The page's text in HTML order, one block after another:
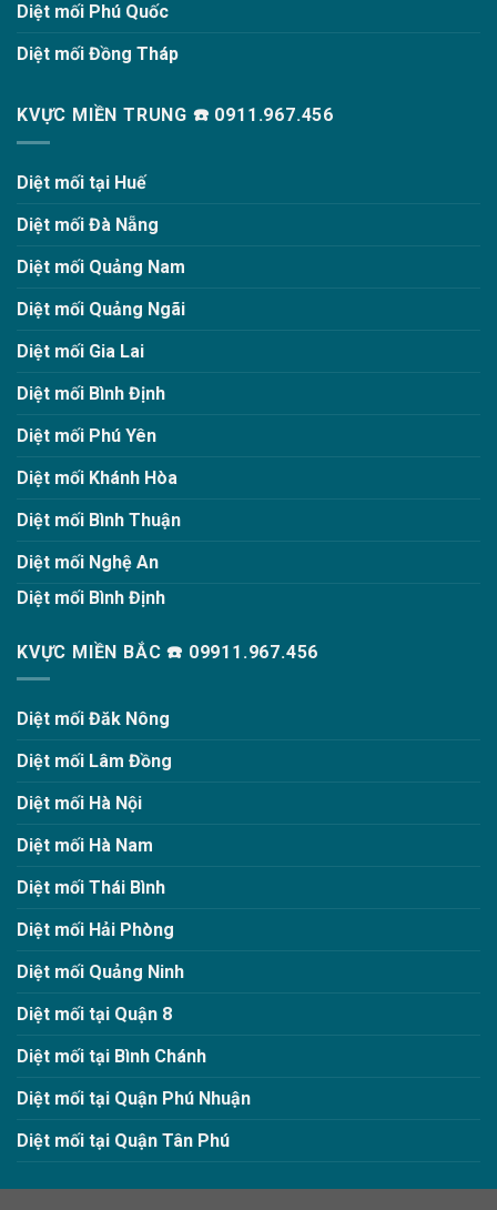
Diệt mối Phú Quốc
Diệt mối Đồng Tháp
KVỰC MIỀN TRUNG ☎️ 0911.967.456
Diệt mối tại Huế
Diệt mối Đà Nẵng
Diệt mối Quảng Nam
Diệt mối Quảng Ngãi
Diệt mối Gia Lai
Diệt mối Bình Định
Diệt mối Phú Yên
Diệt mối Khánh Hòa
Diệt mối Bình Thuận
Diệt mối Nghệ An
Diệt mối Bình Định
KVỰC MIỀN BẮC ☎️ 09911.967.456
Diệt mối Đăk Nông
Diệt mối Lâm Đồng
Diệt mối Hà Nội
Diệt mối Hà Nam
Diệt mối Thái Bình
Diệt mối Hải Phòng
Diệt mối Quảng Ninh
Diệt mối tại Quận 8
Diệt mối tại Bình Chánh
Diệt mối tại Quận Phú Nhuận
Diệt mối tại Quận Tân Phú